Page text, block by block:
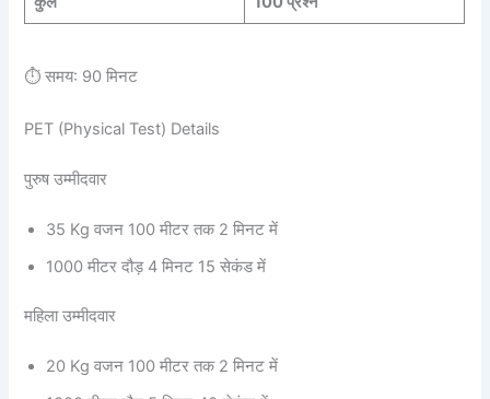
⏱️ समय: 90 मिनट
PET (Physical Test) Details
पुरुष उम्मीदवार
35 Kg वजन 100 मीटर तक 2 मिनट में
1000 मीटर दौड़ 4 मिनट 15 सेकंड में
महिला उम्मीदवार
20 Kg वजन 100 मीटर तक 2 मिनट में